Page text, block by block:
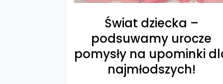
Świat dziecka –
podsuwamy urocze
pomysły na upominki
najmłodszych!